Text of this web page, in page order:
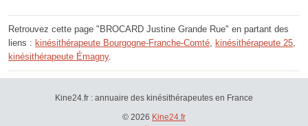
Retrouvez cette page "BROCARD Justine Grande Rue" en partant des
liens : kinésithérapeute Bourgogne-Franche-Comté, kinésithérapeute 25,
kinésithérapeute Émagny.
Kine24.fr : annuaire des kinésithérapeutes en France
© 2026 Kine24.fr